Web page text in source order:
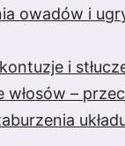
owadów i
i
–